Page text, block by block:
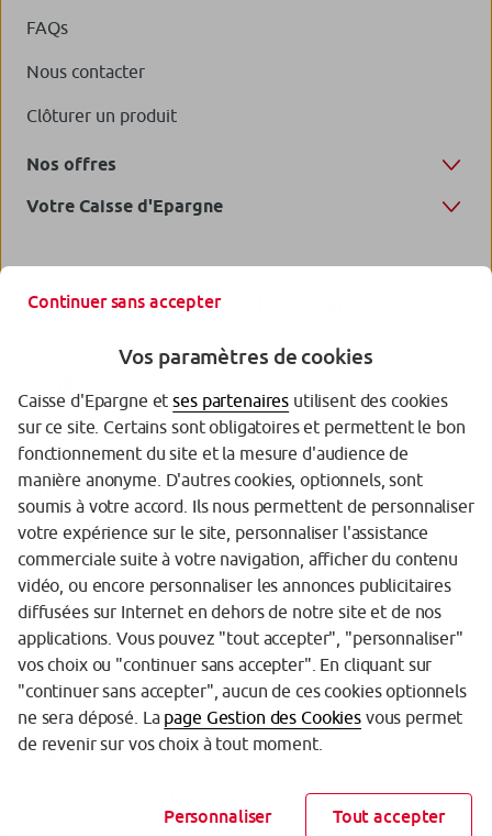
FAQs
Nous contacter
Clôturer un produit
Nos offres
Votre Caisse d'Epargne
Garanties des dépôts
Protection des données personnelles
Politique cookies
Sécurité
Tarifs
Mentions légales
Réglementation
Accessibilité (partiellement conforme)
Continuer sans accepter
Vos paramètres de cookies
Caisse d'Epargne etses partenaires utilisent des cookies
sur ce site. Certains sont obligatoires et permettent le bon
fonctionnement du site et la mesure d'audience de
manière anonyme. D'autres cookies, optionnels, sont
soumis à votre accord. Ils nous permettent de personnaliser
votre expérience sur le site, personnaliser l'assistance
commerciale suite à votre navigation, afficher du contenu
vidéo, ou encore personnaliser les annonces publicitaires
diffusées sur Internet en dehors de notre site et de nos
applications. Vous pouvez "tout accepter", "personnaliser"
vos choix ou "continuer sans accepter". En cliquant sur
"continuer sans accepter", aucun de ces cookies optionnels
ne sera déposé. La page Gestion des Cookiesvous permet
de revenir sur vos choix à tout moment.
Personnaliser Tout accepter